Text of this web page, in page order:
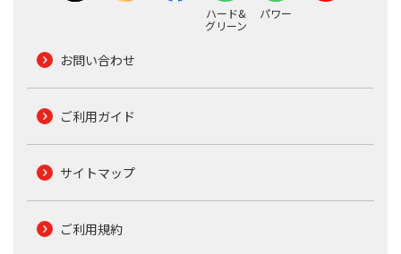
ハード&
グリーン
パワー
お問い合わせ
ご利用ガイド
サイトマップ
ご利用規約